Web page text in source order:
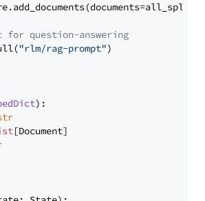
for question-answering
"rlm/rag-prompt")
):
[Document]